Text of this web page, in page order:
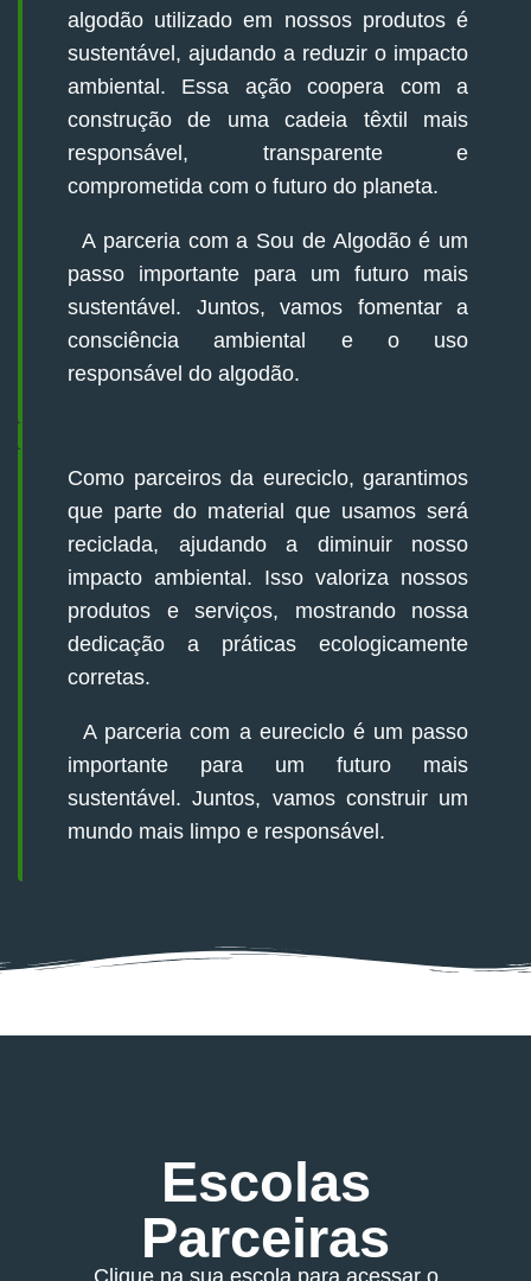
algodão utilizado em nossos produtos é
sustentável, ajudando a reduzir o impacto
ambiental. Essa ação coopera com a
construção de uma cadeia têxtil mais
responsável, transparente e
comprometida com o futuro do planeta.
A parceria com a Sou de Algodão é um
passo importante para um futuro mais
sustentável. Juntos, vamos fomentar a
consciência ambiental e o uso
responsável do algodão.
Como parceiros da eureciclo, garantimos
que parte do material que usamos será
reciclada, ajudando a diminuir nosso
impacto ambiental. Isso valoriza nossos
produtos e serviços, mostrando nossa
dedicação a práticas ecologicamente
corretas.
A parceria com a eureciclo é um passo
importante para um futuro mais
sustentável. Juntos, vamos construir um
mundo mais limpo e responsável.
Escolas
Parceiras
Clique na sua escola para acessar o